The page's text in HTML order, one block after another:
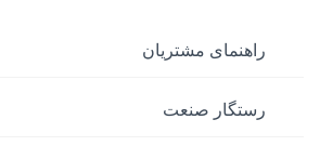
راهنمای مشتریان
رستگار صنعت